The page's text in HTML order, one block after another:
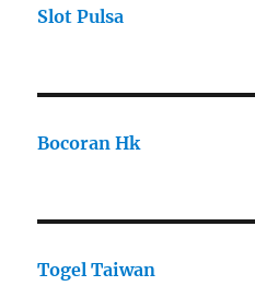
Slot Pulsa
Bocoran Hk
Togel Taiwan